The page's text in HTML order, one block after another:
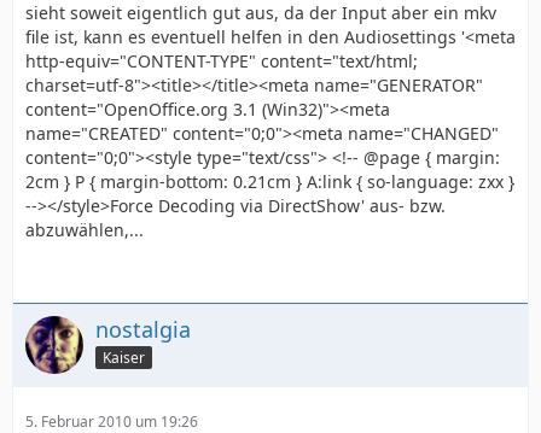
sieht soweit eigentlich gut aus, da der Input aber ein mkv
file ist, kann es eventuell helfen in den Audiosettings '<meta
http-equiv="CONTENT-TYPE" content="text/html;
charset=utf-8"><title></title><meta name="GENERATOR"
content="OpenOffice.org 3.1 (Win32)"><meta
name="CREATED" content="0;0"><meta name="CHANGED"
content="0;0"><style type="text/css"> <!-- @page { margin:
2cm } P { margin-bottom: 0.21cm } A:link { so-language: zxx }
--></style>Force Decoding via DirectShow' aus- bzw.
abzuwählen,...
nostalgia
Kaiser
5. Februar 2010 um 19:26